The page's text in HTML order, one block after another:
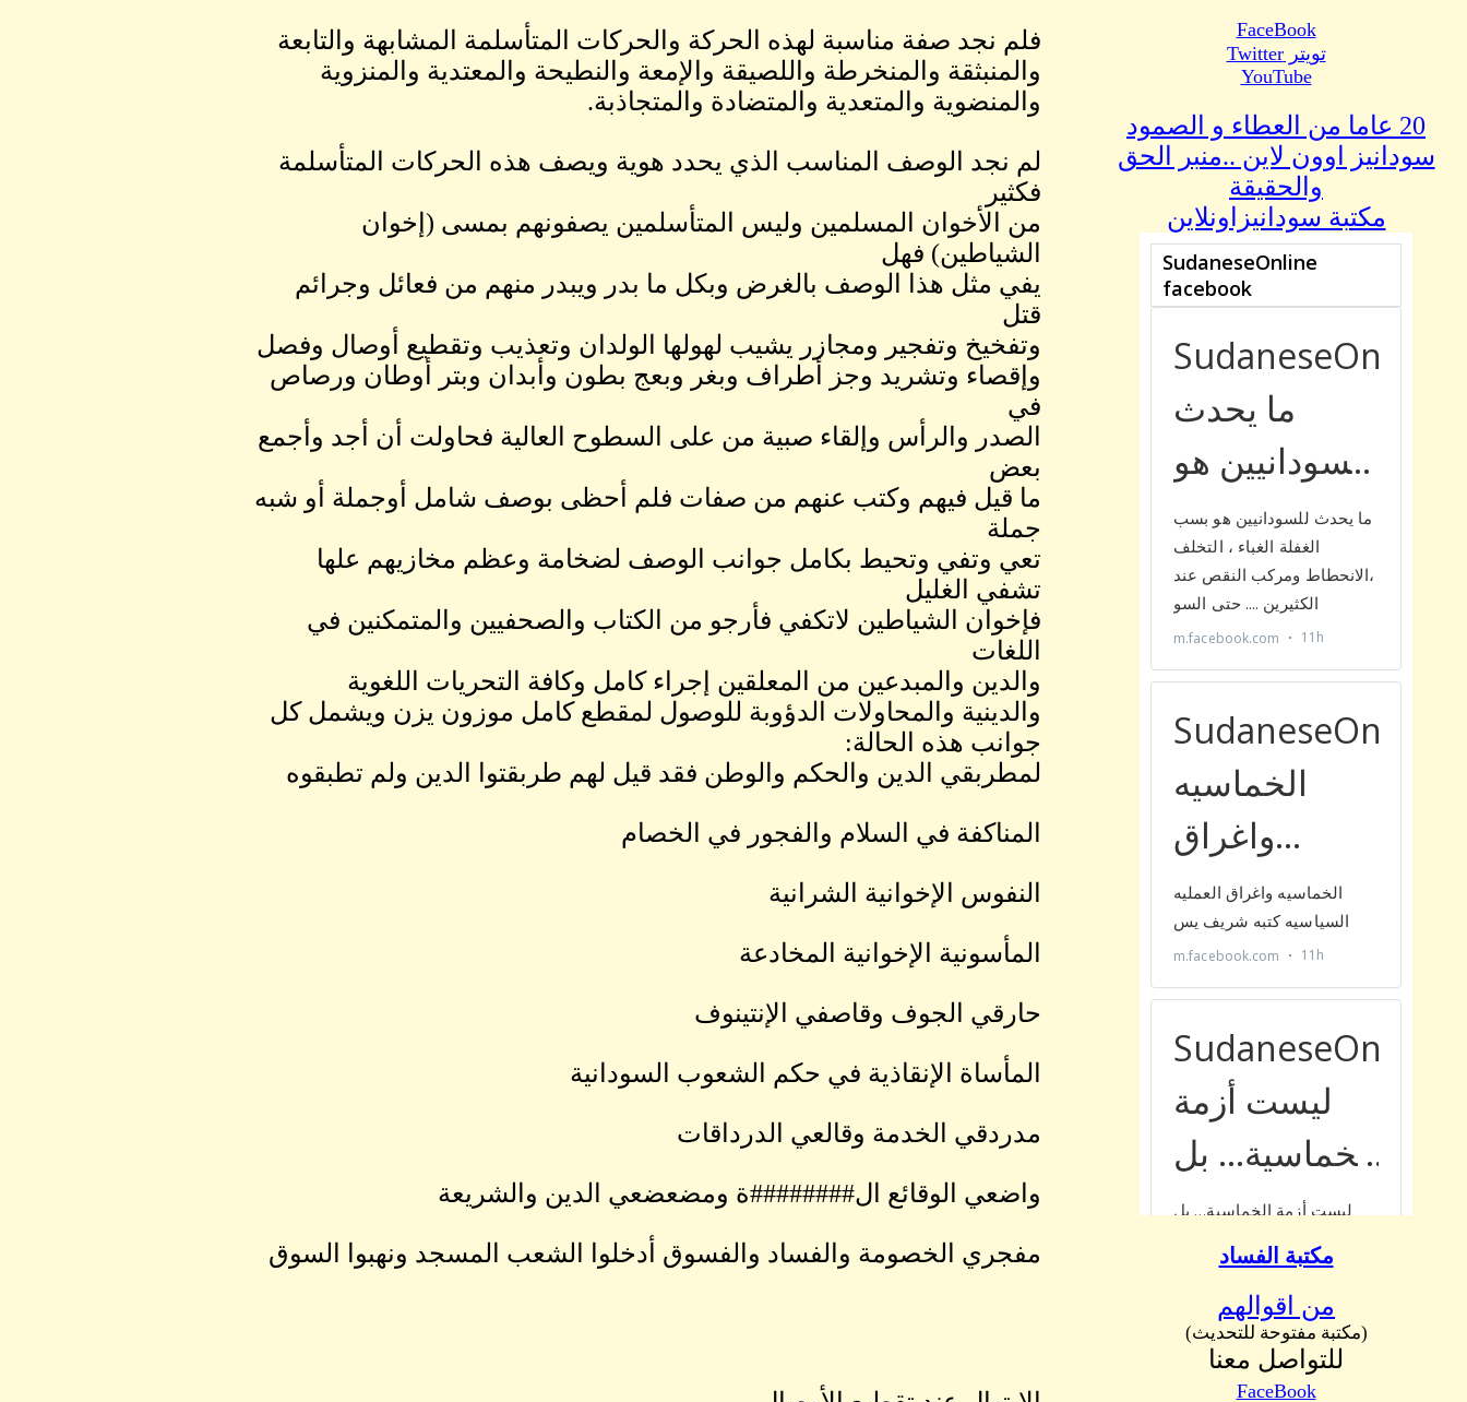
FaceBook
تويتر Twitter
YouTube
20 عاما من العطاء و الصمود
سودانيز اوون لاين ..منبر الحق
والحقيقة
مكتبة سودانيزاونلاين
مكتبة الفساد
من اقوالهم
(مكتبة مفتوحة للتحديث)
للتواصل معنا
FaceBook
فلم نجد صفة مناسبة لهذه الحركة والحركات المتأسلمة المشابهة والتابعة
والمنبثقة والمنخرطة واللصيقة والإمعة والنطيحة والمعتدية والمنزوية
والمنضوية والمتعدية والمتضادة والمتجاذبة.
لم نجد الوصف المناسب الذي يحدد هوية ويصف هذه الحركات المتأسلمة
فكثير
من الأخوان المسلمين وليس المتأسلمين يصفونهم بمسى (إخوان
الشياطين) فهل
يفي مثل هذا الوصف بالغرض وبكل ما بدر ويبدر منهم من فعائل وجرائم
قتل
وتفخيخ وتفجير ومجازر يشيب لهولها الولدان وتعذيب وتقطيع أوصال وفصل
وإقصاء وتشريد وجز أطراف وبغر وبعج بطون وأبدان وبتر أوطان ورصاص
في
الصدر والرأس وإلقاء صبية من على السطوح العالية فحاولت أن أجد وأجمع
بعض
ما قيل فيهم وكتب عنهم من صفات فلم أحظى بوصف شامل أوجملة أو شبه
جملة
تعي وتفي وتحيط بكامل جوانب الوصف لضخامة وعظم مخازيهم علها
تشفي الغليل
فإخوان الشياطين لاتكفي فأرجو من الكتاب والصحفيين والمتمكنين في
اللغات
والدين والمبدعين من المعلقين إجراء كامل وكافة التحريات اللغوية
والدينية والمحاولات الدؤوبة للوصول لمقطع كامل موزون يزن ويشمل كل
جوانب هذه الحالة:
لمطربقي الدين والحكم والوطن فقد قيل لهم طربقتوا الدين ولم تطبقوه
المناكفة في السلام والفجور في الخصام
النفوس الإخوانية الشرانية
المأسونية الإخوانية المخادعة
حارقي الجوف وقاصفي الإنتينوف
المأساة الإنقاذية في حكم الشعوب السودانية
مدردقي الخدمة وقالعي الدرداقات
واضعي الوقائع ال########ة ومضعضعي الدين والشريعة
مفجري الخصومة والفساد والفسوق أدخلوا الشعب المسجد ونهبوا السوق